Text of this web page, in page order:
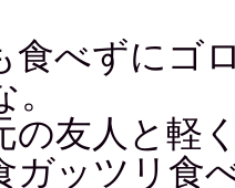
食べずにゴ
の友人と軽
ガッツリ食